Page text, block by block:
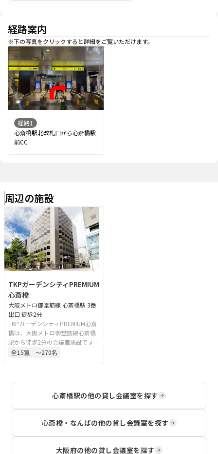
経路案内
※下の写真をクリックすると詳細をご覧いただけます。
経路1
心斎橋駅北改札口から心斎橋駅
前CC
周辺の施設
TKPガーデンシティPREMIUM
心斎橋
大阪メトロ御堂筋線 心斎橋駅 3番
出口 徒歩2分
TKPガーデンシティPREMIUM心斎
橋は、大阪メトロ御堂筋線心斎橋
駅から徒歩2分の会議室施設です。
最大396名収容の大ホールを含む
全15室 〜270名
心斎橋駅の他の貸し会議室を探す
心斎橋・なんばの他の貸し会議室を探す
大阪府の他の貸し会議室を探す